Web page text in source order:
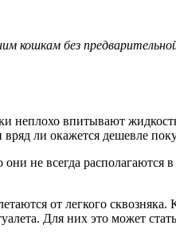
кошкам без
неплохо впитывают
ли окажется дешевле
не всегда располагаются
от легкого
Для них это может